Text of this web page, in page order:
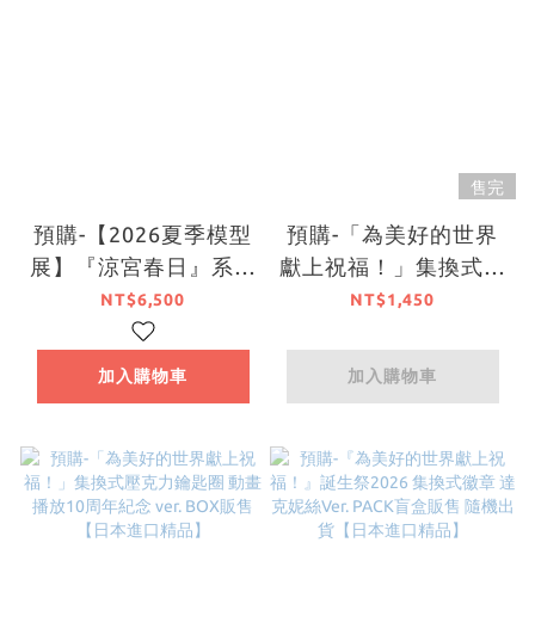
預購-【2026夏季模型
展】『涼宮春日』系列
×『為美好的世界獻上
祝福！』涼宮春日 惠
惠ver.【日本進口精
NT$6,500
加入購物車
售完
預購-「為美好的世界
獻上祝福！」集換式徽
章 動畫播放10周年紀
本進口精品】
NT$1,450
加入購物車